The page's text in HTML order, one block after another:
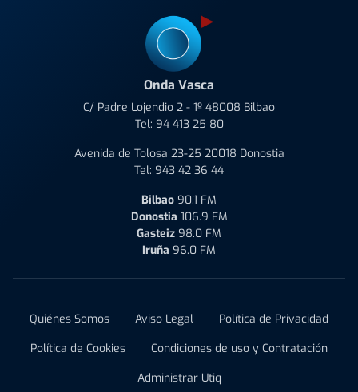
Onda Vasca
C/ Padre Lojendio 2 - 1º 48008 Bilbao
Tel: 94 413 25 80
Avenida de Tolosa 23-25 20018 Donostia
Tel: 943 42 36 44
Bilbao 90.1 FM
Donostia 106.9 FM
Gasteiz 98.0 FM
Iruña 96.0 FM
Quiénes Somos Aviso Legal
Política de Privacidad
Política de Cookies
Condiciones de uso y Contratación
Administrar Utiq